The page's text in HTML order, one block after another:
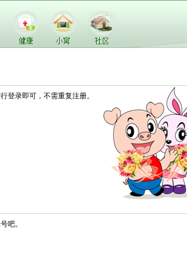
登录即可，不需重复注册。
吧。